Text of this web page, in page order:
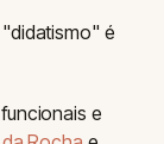
é
e